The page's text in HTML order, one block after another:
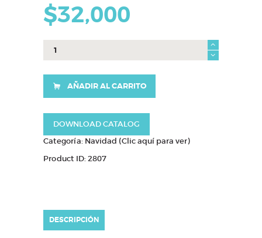
$32,000
caja
navideñas
cantidadAÑADIR AL CARRITO
DOWNLOAD CATALOG
Categoría: Navidad (Clic aquí para ver)
Product ID:2807
DESCRIPCIÓN